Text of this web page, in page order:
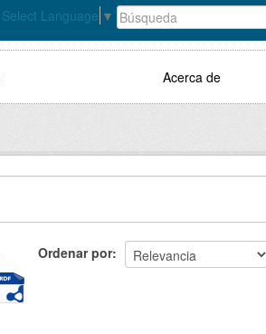
Select Language ▼
Acerca de
Ordenar por